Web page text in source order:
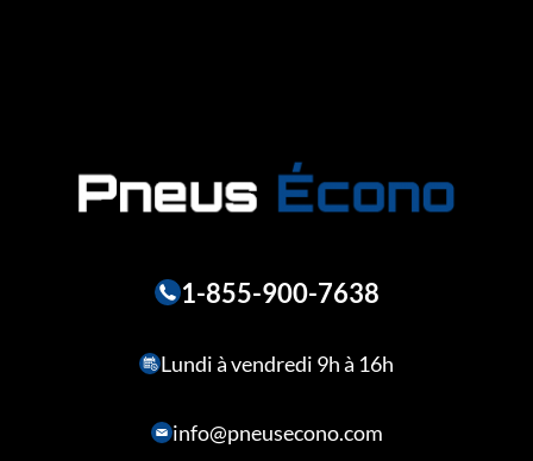
1-855-900-7638
Lundi à vendredi 9h à 16h
info@pneusecono.com